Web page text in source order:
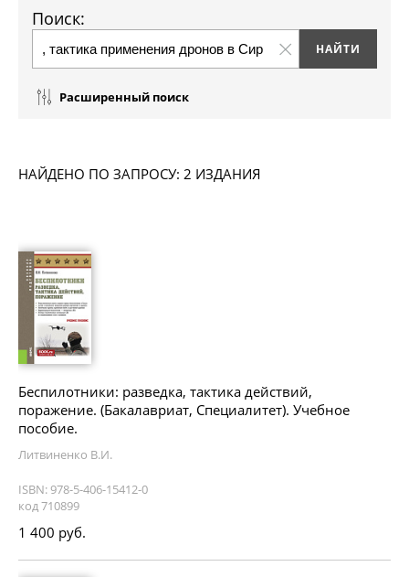
Поиск:
Расширенный поиск
НАЙДЕНО ПО ЗАПРОСУ: 2 ИЗДАНИЯ
Беспилотники: разведка, тактика действий,
поражение. (Бакалавриат, Специалитет). Учебное
пособие.
Литвиненко В.И.
ISBN: 978-5-406-15412-0
код 710899
1 400 руб.